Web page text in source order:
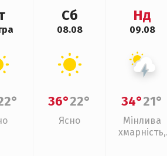
Сб
08.08
36°22°
Ясно
Нд
09.08
34°21°
Мінлива
хмарність,